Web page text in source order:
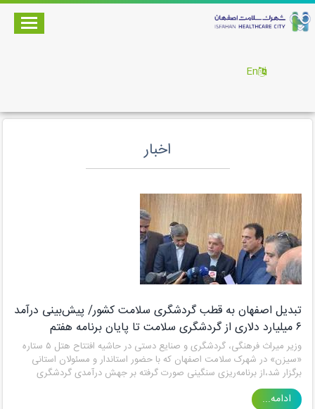
En
اخبار
تبدیل اصفهان به قطب گردشگری سلامت کشور/ پیش‌بینی درآمد
۶ میلیارد دلاری از گردشگری سلامت تا پایان برنامه هفتم
وزیر میراث فرهنگی، گردشگری و صنایع دستی در حاشیه افتتاح هتل ۵ ستاره
«سیزن» در شهرک سلامت اصفهان که با حضور استاندار و مسئولان استانی
برگزار شد،از برنامه‌ریزی سنگینی صورت گرفته بر جهش درآمدی گردشگری
سلامت به ۶ میلیارد دلار تا پایان برنامه هفتم خبر داد.
ادامه...